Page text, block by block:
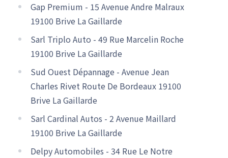
Gap Premium - 15 Avenue Andre Malraux
19100 Brive La Gaillarde
Sarl Triplo Auto - 49 Rue Marcelin Roche
19100 Brive La Gaillarde
Sud Ouest Dépannage - Avenue Jean
Charles Rivet Route De Bordeaux 19100
Brive La Gaillarde
Sarl Cardinal Autos - 2 Avenue Maillard
19100 Brive La Gaillarde
Delpy Automobiles - 34 Rue Le Notre